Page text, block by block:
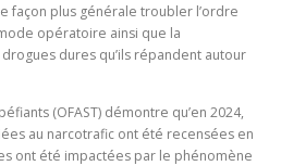
façon plus générale troubler l’ordre
opératoire ainsi que la
dures qu’ils répandent autour
(OFAST) démontre qu’en 2024,
au narcotrafic ont été recensées en
ont été impactées par le phénomène